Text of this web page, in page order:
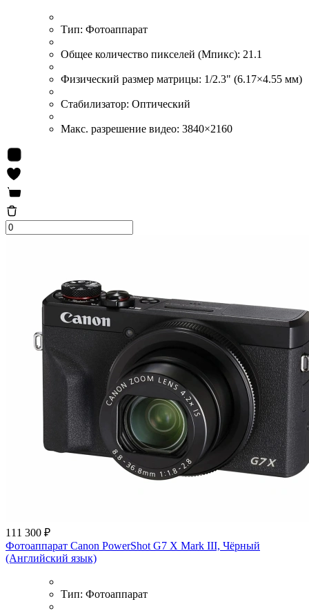
Тип: Фотоаппарат
Общее количество пикселей (Мпикс): 21.1
Физический размер матрицы: 1/2.3" (6.17×4.55 мм)
Стабилизатор: Оптический
Макс. разрешение видео: 3840×2160
111 300 ₽
Фотоаппарат Canon PowerShot G7 X Mark III, Чёрный
(Английский язык)
Тип: Фотоаппарат